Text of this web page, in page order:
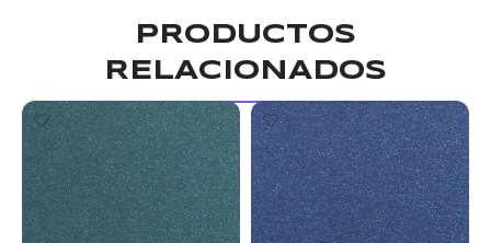
PRODUCTOS
RELACIONADOS